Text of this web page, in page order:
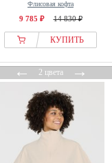
Флисовая кофта
9 785 ₽ 14 830 ₽
КУПИТЬ
←2 цвета→